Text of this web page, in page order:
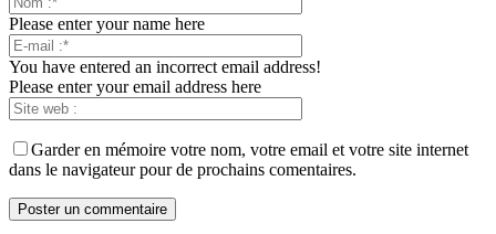
Please enter your name here
You have entered an incorrect email address!
Please enter your email address here
Garder en mémoire votre nom, votre email et votre site internet
dans le navigateur pour de prochains comentaires.